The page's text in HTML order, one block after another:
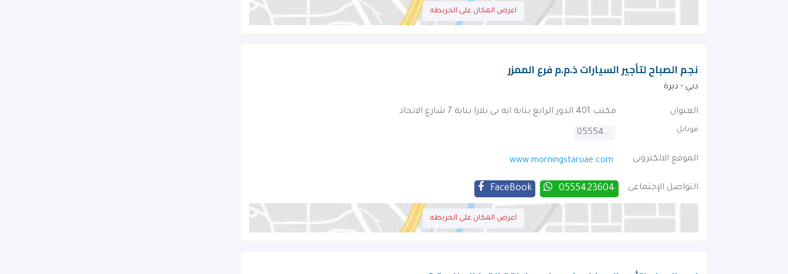
اعرض المكان على الخريطه
نجم الصباح لتأجير السيارات ذ.م.م فرع الممزر
دبي - ديرة
العنوان مكتب 401 الدور الرابع بناية ايه بى بلازا بناية 7 شارع الاتحاد
موبايل 0555423604
الموقع الالكترونى www.morningstaruae.com
التواصل الإجتماعى 0555423604
FaceBook
اعرض المكان على الخريطه